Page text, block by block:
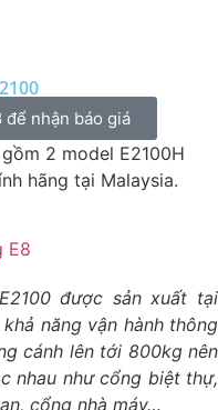
để nhận báo giá
2 model E2100H
hãng tại Malaysia.
E8
được sản xuất tại
năng vận hành thông
cánh lên tới 800kg nên
nhau như cổng biệt thự,
cổng nhà máy…